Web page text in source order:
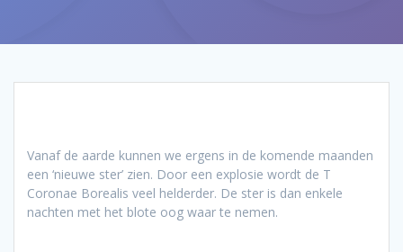
Vanaf de aarde kunnen we ergens in de komende maanden
een ‘nieuwe ster’ zien. Door een explosie wordt de T
Coronae Borealis veel helderder. De ster is dan enkele
nachten met het blote oog waar te nemen.